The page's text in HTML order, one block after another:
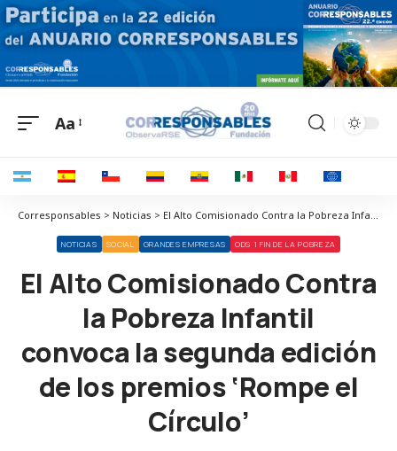
Aa
Corresponsables > Noticias > El Alto Comisionado Contra la Pobreza Infantil convoca la segunda edición de los premios ‘Rompe el Círculo’
NOTICIAS SOCIAL GRANDES EMPRESAS ODS 1 FIN DE LA POBREZA
El Alto Comisionado Contra
la Pobreza Infantil
convoca la segunda edición
de los premios ‘Rompe el
Círculo’